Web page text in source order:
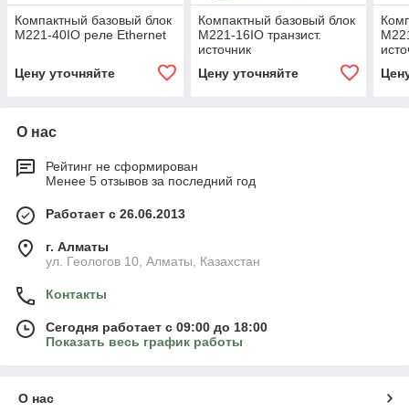
Компактный базовый блок
M221-40IO реле Ethernet
Цену уточняйте
Компактный базовый блок
M221-16IO транзист.
источник
Цену уточняйте
О нас
Рейтинг не сформирован
Менее 5 отзывов за последний год
Работает с 26.06.2013
г. Алматы
ул. Геологов 10, Алматы, Казахстан
Контакты
Сегодня работает с 09:00 до 18:00
Показать весь график работы
О нас